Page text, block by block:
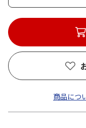
商品につ